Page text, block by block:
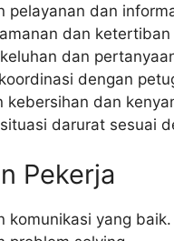
pelayanan dan
dan
dan
dengan
kebersihan dan
darurat sesuai
Pekerja
komunikasi yang baik.